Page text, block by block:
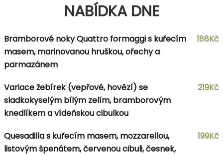
NABÍDKA DNE
Bramborové noky Quattro formaggi s kuřecím
masem, marinovanou hruškou, ořechy a
parmazánem
188Kč
Variace žebírek (vepřové, hovězí) se
sladkokyselým bílým zelím, bramborovým
knedlíkem a vídeňskou cibulkou
219Kč
Quesadilla s kuřecím masem, mozzarellou,
listovým špenátem, červenou cibuli, česnek,
199Kč